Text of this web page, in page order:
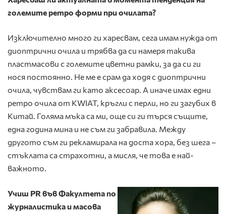
големите ретро форми при очилата?
Изключително много ги харесвам, сега имам нужда от
диоптрични очила и трябва да си намеря такива
пластмасови с големите цветни рамки, за да си ги
нося постоянно. Не ме е срам да ходя с диоптрични
очила, чувствам ги като аксесоар. А иначе имах едни
ретро очила от KWIAT, кръгли с перли, но ги загубих в
Китай. Голяма мъка са ми, още си ги търся същите,
една година мина и не съм ги забравила. Между
другото съм ги рекламирала на доста хора, без шега –
стъклата са страхотни, а мисля, че това е най-
важното.
Учиш PR във Факултета по
журналистика и масова